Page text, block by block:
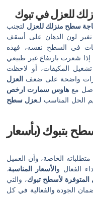
للعزل في تبوك
سطح منزلك للعزل لتجنب
لون الدهان على أسقف
في السطح نفسه، فهذه
شعرت بارتفاع غير طبيعي
المكيفات، أو لاحظت
واضحة على ضعف العزل
مع هاوس سمارت ارخص
الحل المناسب لـعزل سطح
بتبوك (بأسعار
الخاصة، وأن العميل
الفعال والأسعار المناسبة.
المتوفرة لأسطح تبوك، والتي
الجودة والفعالية في كل